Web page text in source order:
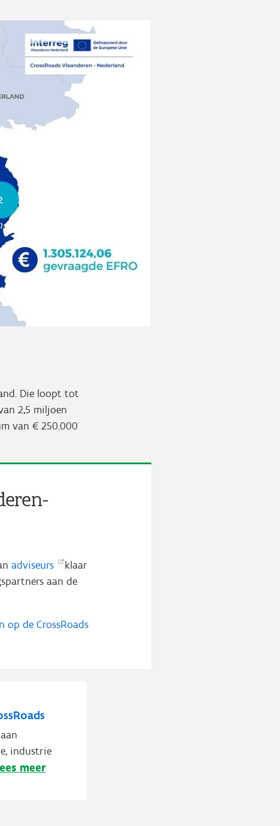
Die loopt tot
2,5 miljoen
van € 250.000
adviseurs
klaar
aan de
op de CrossRoads
industrie
meer